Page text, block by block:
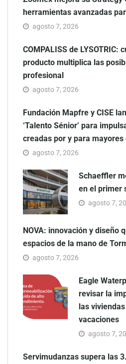
herramientas avanzadas
agosto 7, 2026
COMPALISS de LYSOTRIC:
producto multiplica las
profesional
agosto 7, 2026
Fundación Mapfre y CISE
‘Talento Sénior’ para
creadas por y para mayores
agosto 7, 2026
Schaeffler
en el primer
agosto 7,
NOVA: innovación y diseño
espacios de la mano de
agosto 7, 2026
Eagle
revisar la
las
vacaciones
agosto 7,
Servimudanzas supera las